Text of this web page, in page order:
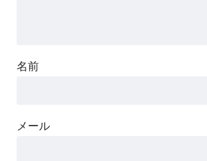
名前
メール